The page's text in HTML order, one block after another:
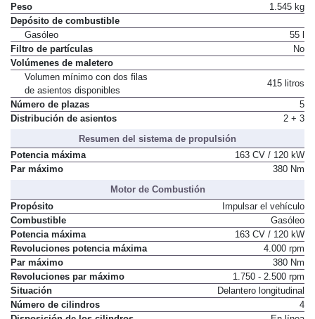
Peso
1.545 kg
Depósito de combustible
Gasóleo
55 l
Filtro de partículas
No
Volúmenes de maletero
Volumen mínimo con dos filas
de asientos disponibles
415 litros
Número de plazas
5
Distribución de asientos
2 + 3
Resumen del sistema de propulsión
Potencia máxima
163 CV / 120 kW
Par máximo
380 Nm
Motor de Combustión
Propósito
Impulsar el vehículo
Combustible
Gasóleo
Potencia máxima
163 CV / 120 kW
Revoluciones potencia máxima
4.000 rpm
Par máximo
380 Nm
Revoluciones par máximo
1.750 - 2.500 rpm
Situación
Delantero longitudinal
Número de cilindros
4